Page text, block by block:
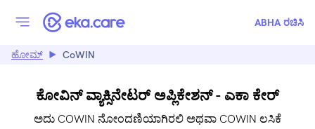
ABHA ರಚಿಸಿ
ಹೋಮ್ CoWIN
ಕೋವಿನ್ ವ್ಯಾಕ್ಸಿನೇಟರ್ ಅಪ್ಲಿಕೇಶನ್ - ಎಕಾ ಕೇರ್
ಅದು COWIN ನೋಂದಣಿಯಾಗಿರಲಿ ಅಥವಾ COWIN ಲಸಿಕೆ